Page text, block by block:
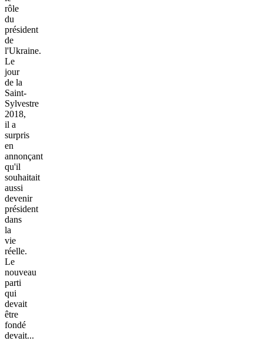
rôle
du
président
de
l'Ukraine.
Le
jour
de la
Saint-
Sylvestre
2018,
il a
surpris
en
annonçant
qu'il
souhaitait
aussi
devenir
président
dans
la
vie
réelle.
Le
nouveau
parti
qui
devait
être
fondé
devait...